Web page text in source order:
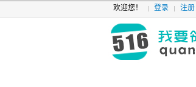
欢迎您！ 登录 注册